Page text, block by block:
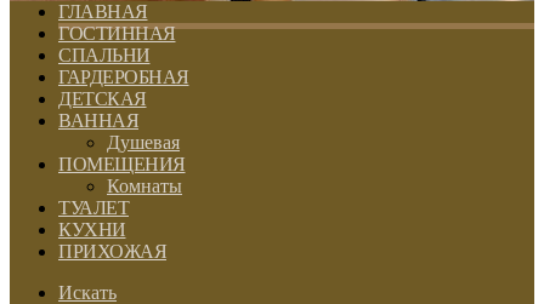
ГЛАВНАЯ
ГОСТИННАЯ
СПАЛЬНИ
ГАРДЕРОБНАЯ
ДЕТСКАЯ
ВАННАЯ
Душевая
ПОМЕЩЕНИЯ
Комнаты
ТУАЛЕТ
КУХНИ
ПРИХОЖАЯ
Искать